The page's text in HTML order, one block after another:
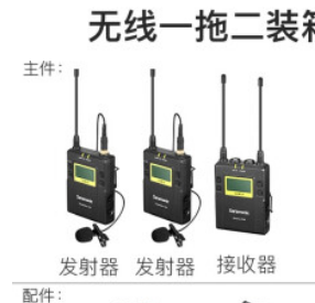
装置の全セはコンピ
タ共通のサードカー
ドドである。